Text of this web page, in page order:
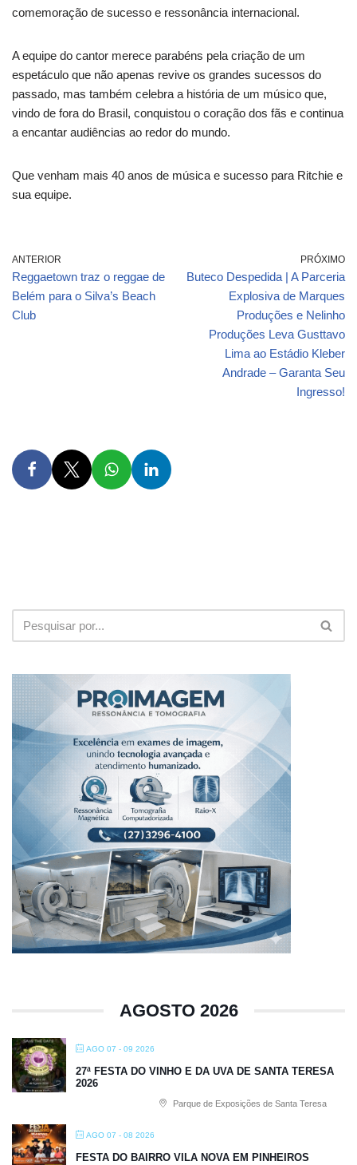
comemoração de sucesso e ressonância internacional.
A equipe do cantor merece parabéns pela criação de um
espetáculo que não apenas revive os grandes sucessos do
passado, mas também celebra a história de um músico que,
vindo de fora do Brasil, conquistou o coração dos fãs e continua
a encantar audiências ao redor do mundo.
Que venham mais 40 anos de música e sucesso para Ritchie e
sua equipe.
ANTERIOR
Reggaetown traz o reggae de
Belém para o Silva’s Beach
Club
PRÓXIMO
Buteco Despedida | A Parceria
Explosiva de Marques
Produções e Nelinho
Produções Leva Gusttavo
Lima ao Estádio Kleber
Andrade – Garanta Seu
Ingresso!
AGOSTO 2026
AGO 07 - 09 2026
27ª FESTA DO VINHO E DA UVA DE SANTA TERESA
2026
Parque de Exposições de Santa Teresa
AGO 07 - 08 2026
FESTA DO BAIRRO VILA NOVA EM PINHEIROS